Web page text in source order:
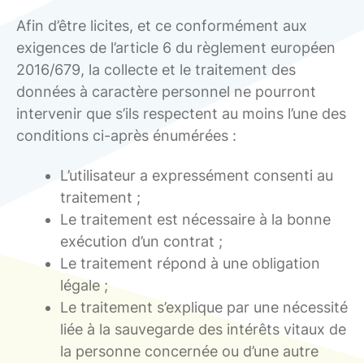
Afin d’être licites, et ce conformément aux
exigences de l’article 6 du règlement européen
2016/679, la collecte et le traitement des
données à caractère personnel ne pourront
intervenir que s’ils respectent au moins l’une des
conditions ci-après énumérées :
L’utilisateur a expressément consenti au
traitement ;
Le traitement est nécessaire à la bonne
exécution d’un contrat ;
Le traitement répond à une obligation
légale ;
Le traitement s’explique par une nécessité
liée à la sauvegarde des intérêts vitaux de
la personne concernée ou d’une autre